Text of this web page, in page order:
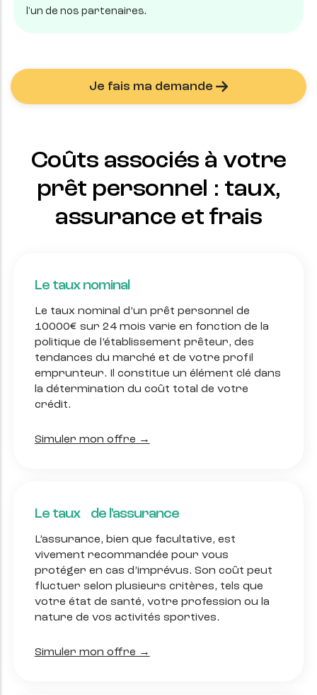
l'un de nos partenaires.
Je fais ma demande
Coûts associés à votre
prêt personnel : taux,
assurance et frais
Le taux nominal
Le taux nominal d’un prêt personnel de
10000€ sur 24mois varie en fonction de la
politique de l’établissement prêteur, des
tendances du marché et de votre profil
emprunteur. Il constitue un élément clé dans
la détermination du coût total de votre
crédit.
Simuler mon offre →
Le taux de l'assurance
L’assurance, bien que facultative, est
vivement recommandée pour vous
protéger en cas d’imprévus. Son coût peut
fluctuer selon plusieurs critères, tels que
votre état de santé, votre profession ou la
nature de vos activités sportives.
Simuler mon offre →